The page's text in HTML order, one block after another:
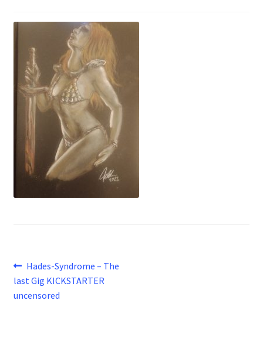
Beitragsnavigation
Vorheriger
Beitrag:
Hades-Syndrome – The
last Gig KICKSTARTER
uncensored